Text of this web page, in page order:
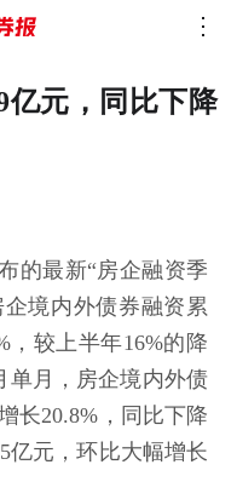
亿元，同比下降
的最新“房企融资季
境内外债券融资累
，较上半年16%的降
单月，房企境内外债
长20.8%，同比下降
亿元，环比大幅增长